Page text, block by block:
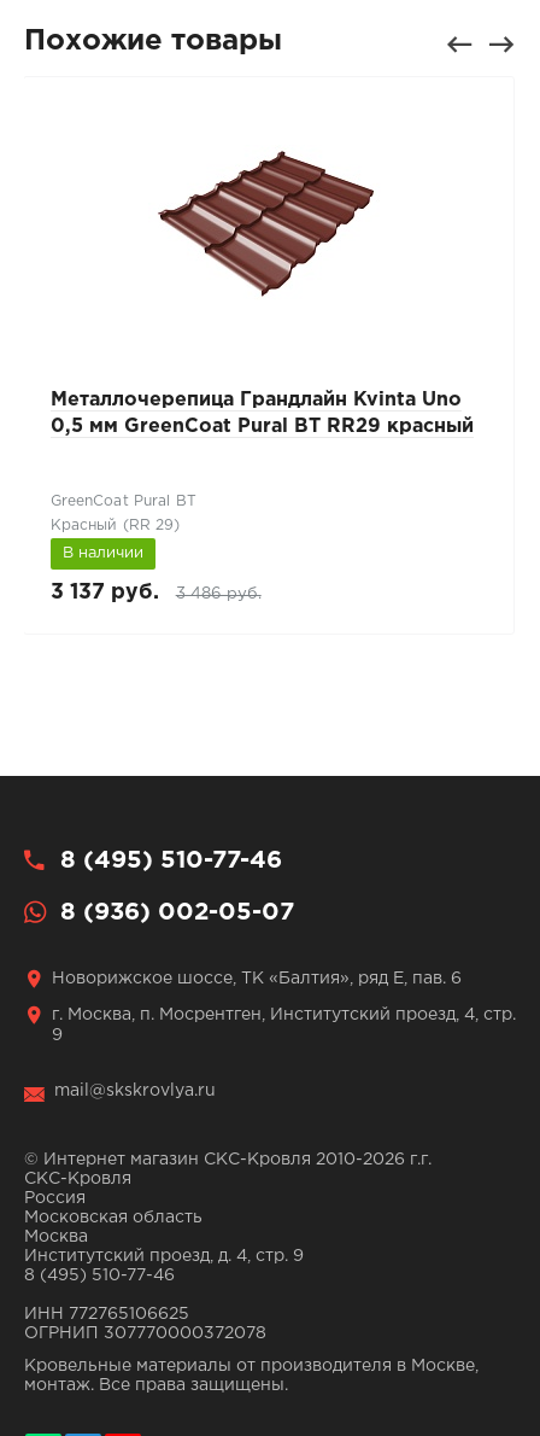
Похожие товары
Металлочерепица Грандлайн Kvinta Uno
0,5 мм GreenCoat Pural BT RR29 красный
GreenCoat Pural BT
Красный (RR 29)
В наличии
3 137 руб. 3 486 руб.
8 (495) 510-77-46
8 (936) 002-05-07
Новорижское шоссе, ТК «Балтия», ряд Е, пав. 6
г. Москва, п. Мосрентген, Институтский проезд, 4, стр.
9
mail@skskrovlya.ru
© Интернет магазин СКС-Кровля 2010-2026 г.г.
СКС-Кровля
Россия
Московская область
Москва
Институтский проезд, д. 4, стр. 9
8 (495) 510-77-46
ИНН 772765106625
ОГРНИП 307770000372078
Кровельные материалы от производителя в Москве,
монтаж. Все права защищены.